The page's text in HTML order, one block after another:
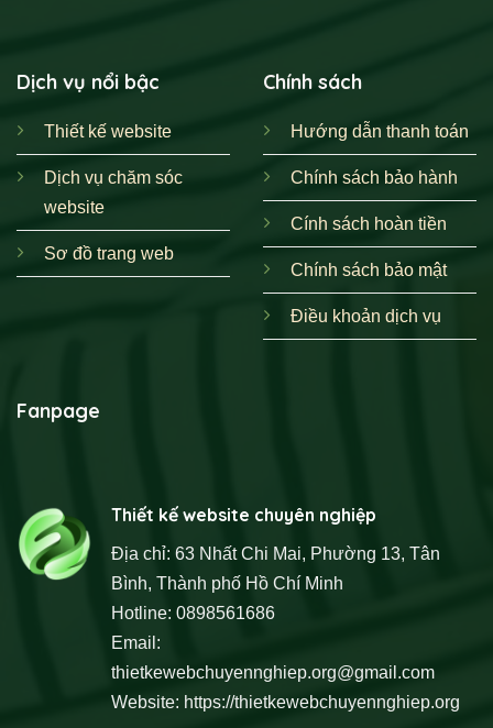
Dịch vụ nổi bậc
Thiết kế website
Dịch vụ chăm sóc
website
Sơ đồ trang web
Chính sách
Hướng dẫn thanh toán
Chính sách bảo hành
Cính sách hoàn tiền
Chính sách bảo mật
Điều khoản dịch vụ
Fanpage
Thiết kế website chuyên nghiệp
Địa chỉ: 63 Nhất Chi Mai, Phường 13, Tân
Bình, Thành phố Hồ Chí Minh
Hotline: 0898561686
Email:
thietkewebchuyennghiep.org@gmail.com
Website: https://thietkewebchuyennghiep.org